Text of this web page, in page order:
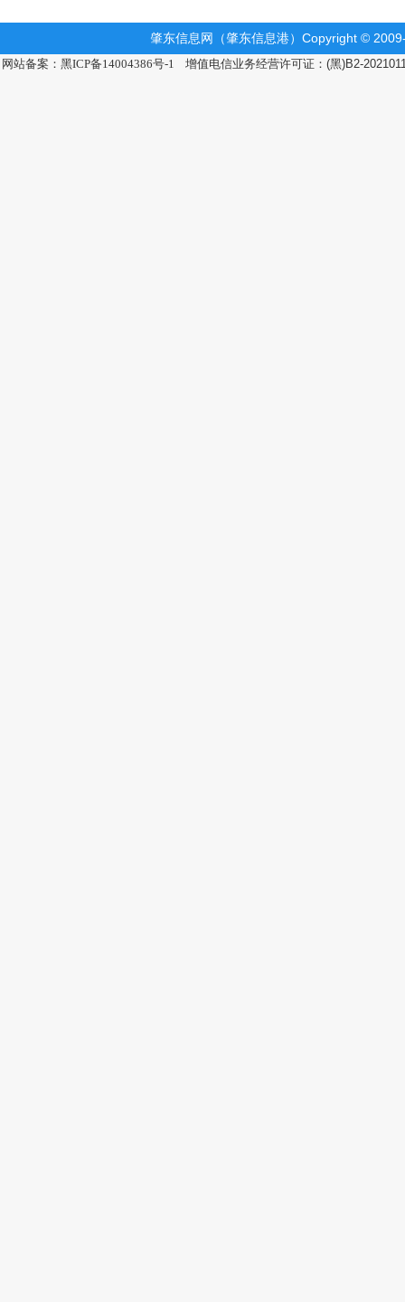
肇东信息网（肇东信息港）Copyright ©
网站备案：黑ICP备14004386号-1 增值电信业务经营许可证：(黑)B2-